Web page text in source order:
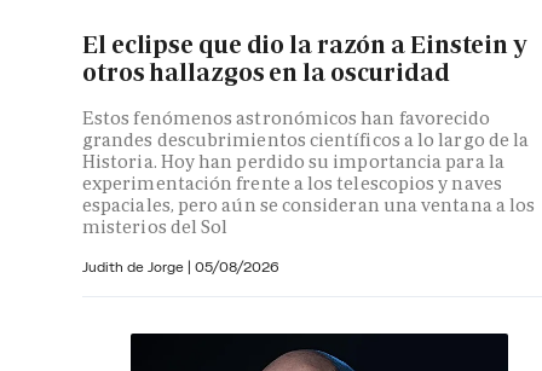
El eclipse que dio la razón a Einstein y
otros hallazgos en la oscuridad
Estos fenómenos astronómicos han favorecido
grandes descubrimientos científicos a lo largo de la
Historia. Hoy han perdido su importancia para la
experimentación frente a los telescopios y naves
espaciales, pero aún se consideran una ventana a los
misterios del Sol
Judith de Jorge | 05/08/2026